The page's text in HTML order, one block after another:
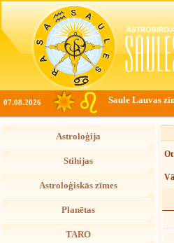
07.08.2026 Saule Lauvas
Astroloģija
Stihijas
Astroloģiskās zīmes
Planētas
TARO